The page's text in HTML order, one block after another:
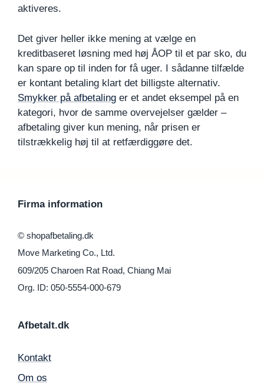
aktiveres.
Det giver heller ikke mening at vælge en
kreditbaseret løsning med høj ÅOP til et par sko, du
kan spare op til inden for få uger. I sådanne tilfælde
er kontant betaling klart det billigste alternativ.
Smykker på afbetaling er et andet eksempel på en
kategori, hvor de samme overvejelser gælder –
afbetaling giver kun mening, når prisen er
tilstrækkelig høj til at retfærdiggøre det.
Firma information
© shopafbetaling.dk
Move Marketing Co., Ltd.
609/205 Charoen Rat Road, Chiang Mai
Org. ID: 050-5554-000-679
Afbetalt.dk
Kontakt
Om os